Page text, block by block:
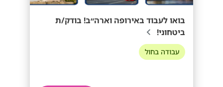
בואו לעבוד באירופה וארה״ב! בודק/ת
ביטחוני!
עבודה בחול